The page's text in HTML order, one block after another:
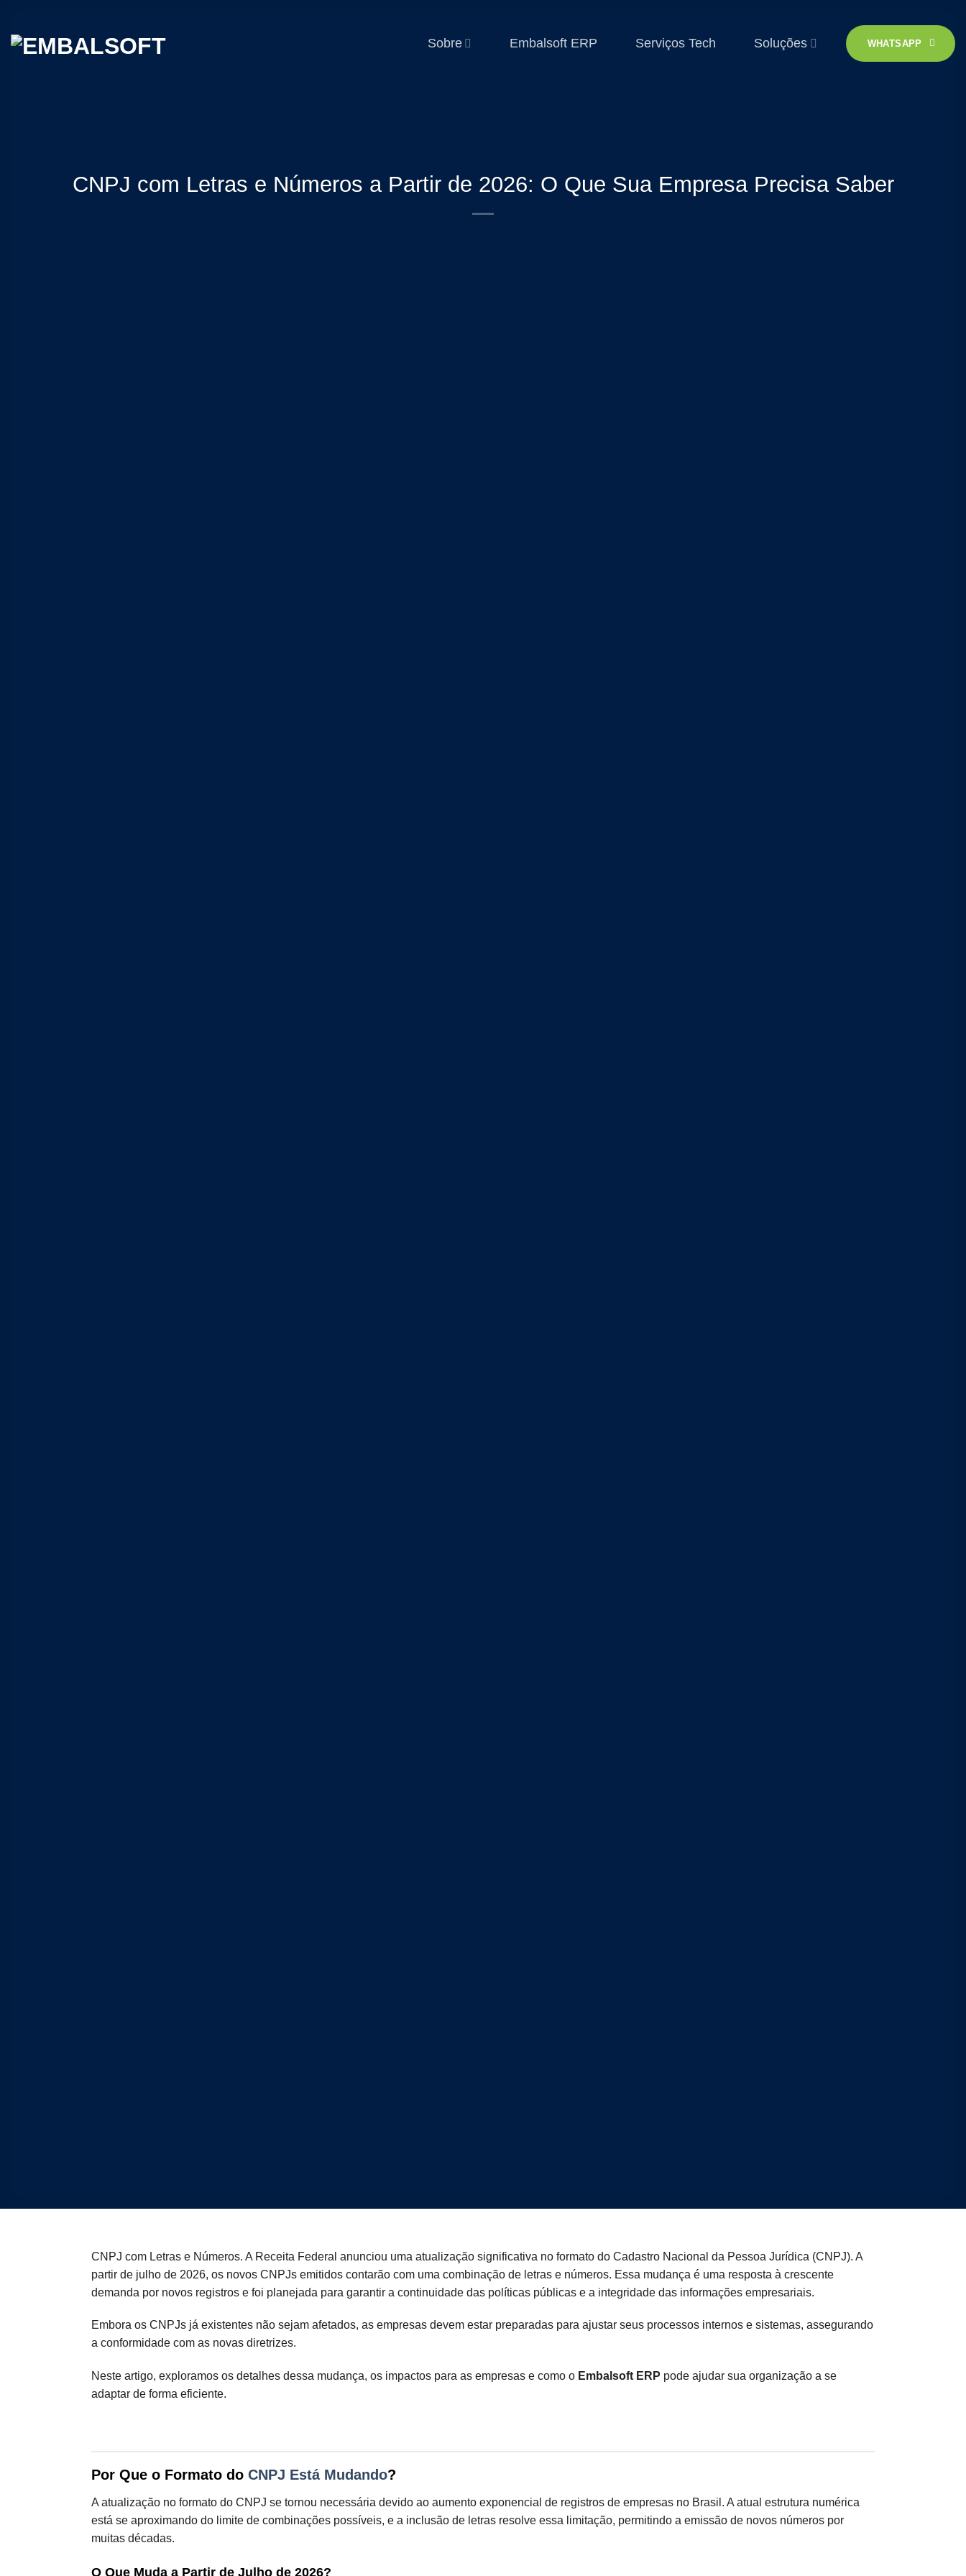
content
Sobre Embalsoft ERP Serviços Tech Soluções WHATSAPP
CNPJ com Letras e Números a Partir de 2026: O Que Sua Empresa Precisa Saber
CNPJ com Letras e Números. A Receita Federal anunciou uma atualização significativa no formato do Cadastro Nacional da Pessoa Jurídica (CNPJ). A
partir de julho de 2026, os novos CNPJs emitidos contarão com uma combinação de letras e números. Essa mudança é uma resposta à crescente
demanda por novos registros e foi planejada para garantir a continuidade das políticas públicas e a integridade das informações empresariais.
Embora os CNPJs já existentes não sejam afetados, as empresas devem estar preparadas para ajustar seus processos internos e sistemas, assegurando
a conformidade com as novas diretrizes.
Neste artigo, exploramos os detalhes dessa mudança, os impactos para as empresas e como o Embalsoft ERP pode ajudar sua organização a se
adaptar de forma eficiente.
Por Que o Formato do CNPJ Está Mudando?
A atualização no formato do CNPJ se tornou necessária devido ao aumento exponencial de registros de empresas no Brasil. A atual estrutura numérica
está se aproximando do limite de combinações possíveis, e a inclusão de letras resolve essa limitação, permitindo a emissão de novos números por
muitas décadas.
O Que Muda a Partir de Julho de 2026?